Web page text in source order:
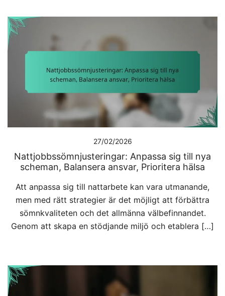
27/02/2026
Nattjobbssömnjusteringar: Anpassa sig till nya
scheman, Balansera ansvar, Prioritera hälsa
Att anpassa sig till nattarbete kan vara utmanande,
men med rätt strategier är det möjligt att förbättra
sömnkvaliteten och det allmänna välbefinnandet.
Genom att skapa en stödjande miljö och etablera […]